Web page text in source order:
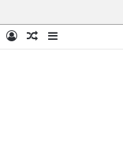
Barra
Artigo
Entrar